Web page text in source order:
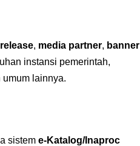
, media partner, banner
instansi pemerintah,
lainnya.
sistem e-Katalog/Inaproc